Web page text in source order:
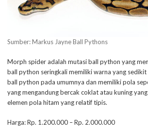
Sumber: Markus Jayne Ball Pythons
Morph spider adalah mutasi ball python yang
ball python seringkali memiliki warna yang
ball python pada umumnya dan memiliki pola
yang mengandung bercak coklat atau kuning
elemen pola hitam yang relatif tipis.
Harga: Rp. 1.200.000 – Rp. 2.000.000